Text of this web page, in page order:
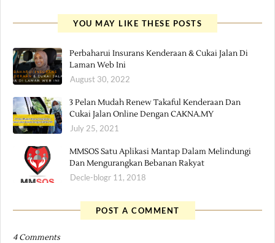
YOU MAY LIKE THESE POSTS
Perbaharui Insurans Kenderaan & Cukai Jalan Di
Laman Web Ini
August 30, 2022
3 Pelan Mudah Renew Takaful Kenderaan Dan
Cukai Jalan Online Dengan CAKNA.MY
July 25, 2021
MMSOS Satu Aplikasi Mantap Dalam Melindungi
Dan Mengurangkan Bebanan Rakyat
Decle-blogr 11, 2018
POST A COMMENT
4 Comments